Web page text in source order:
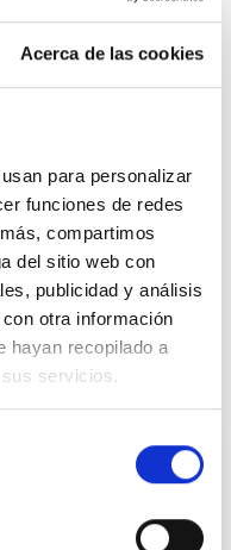
Acerca de las cookies
para personalizar
funciones de redes
compartimos
del sitio web con
publicidad y análisis
otra información
hayan recopilado a
servicios.
empresas en títulos
y estabilidad
después para miles de
o formación,